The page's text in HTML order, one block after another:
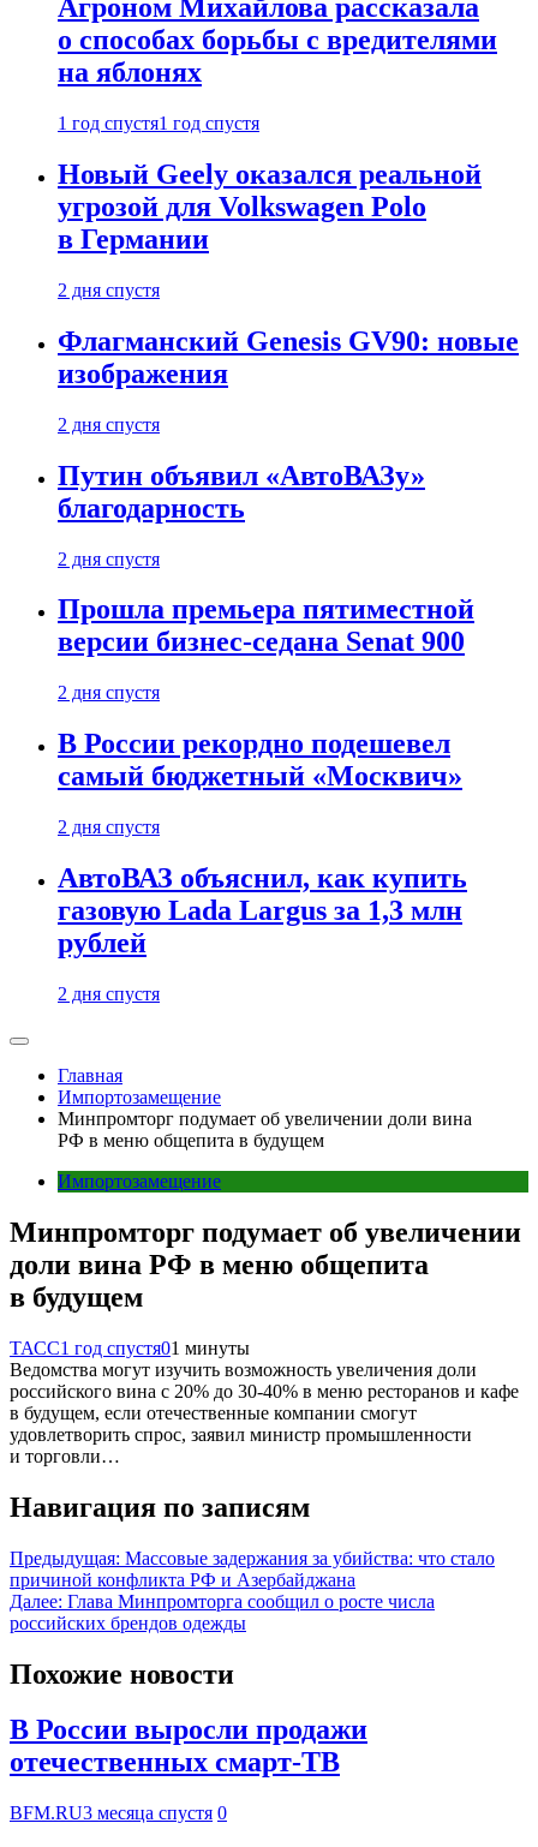
Агроном Михайлова рассказала
о способах борьбы с вредителями
на яблонях
1 год спустя1 год спустя
Новый Geely оказался реальной
угрозой для Volkswagen Polo
в Германии
2 дня спустя
Флагманский Genesis GV90: новые
изображения
2 дня спустя
Путин объявил «АвтоВАЗу»
благодарность
2 дня спустя
Прошла премьера пятиместной
версии бизнес-седана Senat 900
2 дня спустя
В России рекордно подешевел
самый бюджетный «Москвич»
2 дня спустя
АвтоВАЗ объяснил, как купить
газовую Lada Largus за 1,3 млн
рублей
2 дня спустя
Главная
Импортозамещение
Минпромторг подумает об увеличении доли вина
РФ в меню общепита в будущем
Импортозамещение
Минпромторг подумает об увеличении
доли вина РФ в меню общепита
в будущем
ТАСС1 год спустя01 минуты
Ведомства могут изучить возможность увеличения доли
российского вина с 20% до 30-40% в меню ресторанов и кафе
в будущем, если отечественные компании смогут
удовлетворить спрос, заявил министр промышленности
и торговли…
Навигация по записям
Предыдущая: Массовые задержания за убийства: что стало
причиной конфликта РФ и Азербайджана
Далее: Глава Минпромторга сообщил о росте числа
российских брендов одежды
Похожие новости
В России выросли продажи
отечественных смарт-ТВ
BFM.RU3 месяца спустя 0